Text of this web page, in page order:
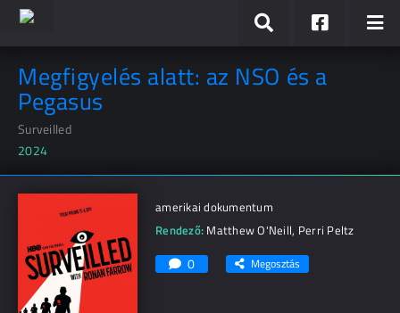
Megfigyelés alatt: az NSO és a
Pegasus
Surveilled
2024
amerikai dokumentum
Rendező: Matthew O'Neill, Perri Peltz
0 Megosztás